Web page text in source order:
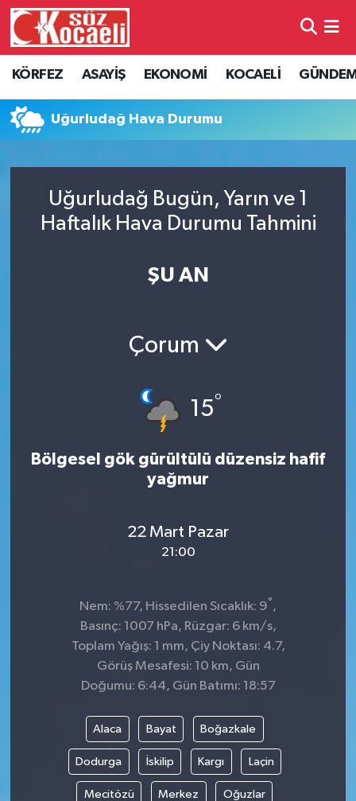
KÖRFEZ ASAYİŞ EKONOMİ KOCAELİ
Uğurludağ Hava Durumu
Uğurludağ Bugün, Yarın ve 1
Haftalık Hava Durumu Tahmini
ŞU AN
Çorum
15°
Bölgesel gök gürültülü düzensiz hafif
yağmur
22 Mart Pazar
21:00
Nem: %77, Hissedilen Sıcaklık: 9° ,
Basınç: 1007 hPa, Rüzgar: 6 km/s,
Toplam Yağış: 1 mm, Çiy Noktası: 4.7,
Görüş Mesafesi: 10 km, Gün
Doğumu: 6:44, Gün Batımı: 18:57
Alaca Bayat Boğazkale
Dodurga İskilip Kargı Laçin
Mecitözü Merkez Oğuzlar
Kocaeli Hava Durumu
Kocaeli Namaz Vakitleri
Süper Lig Puan Durumu ve Fikstür